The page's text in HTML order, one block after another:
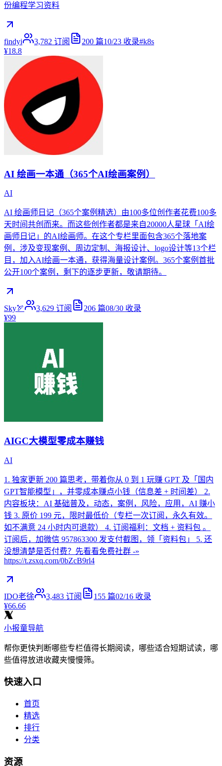
份编程学习资料
findyi 3,782 订阅 200 篇10/23 收录#k8s
¥18.8
AI 绘画一本通（365个AI绘画案例）
AI
AI 绘画师日记（365个案例精选）由100多位创作者花费100多
天时间共创而来。而这些创作者都是来自20000人星球「AI绘
画师日记」的AI绘画师。在这个专栏里面包含365个落地案
例，涉及变现案例、周边定制、海报设计、logo设计等13个栏
目，加入AI绘画一本通，获得海量设计案例。365个案例首批
公开100个案例，剩下的逐步更新，敬请期待。
Sky🏹 3,629 订阅 206 篇08/30 收录
¥99
AIGC大模型零成本赚钱
AI
1. 独家更新 200 篇思考，带着你从 0 到 1 玩赚 GPT 及「国内
GPT智能模型」，并零成本赚点小钱（信息差 + 时间差） 2.
内容板块：AI 基础普及，动态，案例，风险，应用，AI 赚小
钱 3. 原价 199 元，限时最低价（专栏一次订阅，永久有效。
如不满意 24 小时内可退款） 4. 订阅福利：文档 + 资料包 。
订阅后，加微信 957863300 发支付截图，领「资料包」 5. 还
没想清楚是否付费？先看看免费社群 -»
https://t.zsxq.com/0bZcB9rl4
IDO老徐 3,483 订阅 155 篇02/16 收录
¥66.66
小报童导航
帮你更快判断哪些专栏值得长期阅读，哪些适合短期试读，哪
些值得放进收藏夹慢慢筛。
快速入口
首页
精选
排行
分类
资源